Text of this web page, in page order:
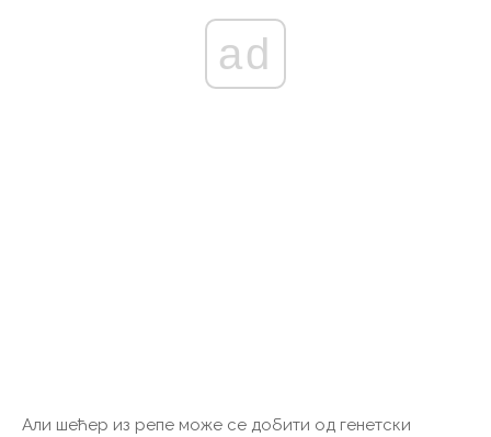
ad
Али шећер из репе може се добити од генетски